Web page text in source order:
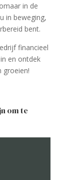
in de
in beweging,
bent.
financieel
en ontdek
groeien!
om te